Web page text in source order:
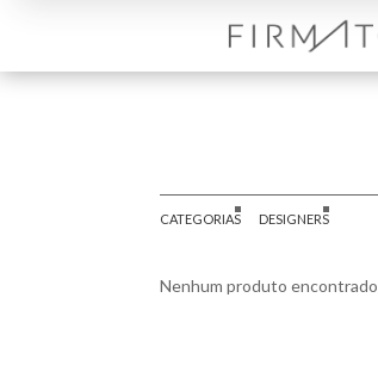
CATEGORIAS DESIGNERS
Nenhum produto encontrado